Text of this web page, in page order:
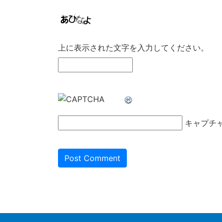
上に表示された文字を入力してください。
キャプチ